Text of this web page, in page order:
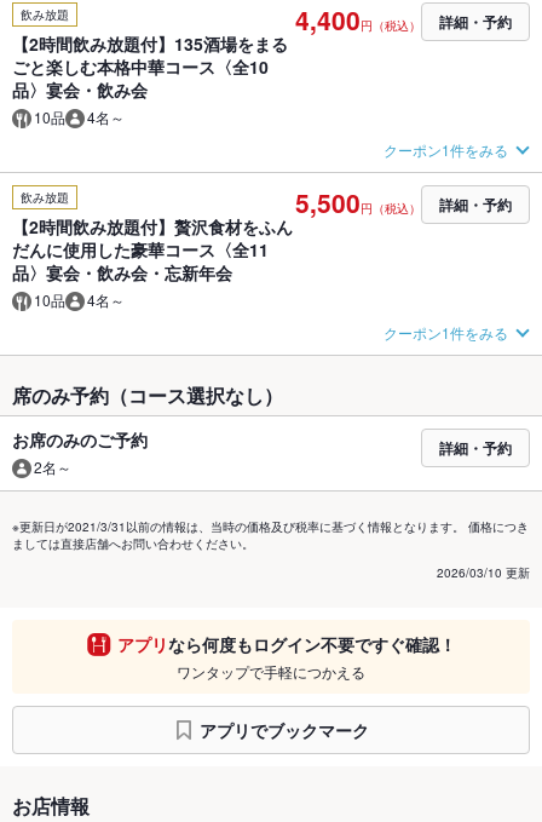
飲み放題
【2時間飲み放題付】135酒場をまる
ごと楽しむ本格中華コース〈全10
品〉宴会・飲み会
10品 4名～
4,400円（税込） 詳細・予約
クーポン1件をみる
飲み放題
【2時間飲み放題付】贅沢食材をふん
だんに使用した豪華コース〈全11
品〉宴会・飲み会・忘新年会
10品 4名～
5,500円（税込） 詳細・予約
クーポン1件をみる
席のみ予約（コース選択なし）
お席のみのご予約
2名～
詳細・予約
※更新日が2021/3/31以前の情報は、当時の価格及び税率に基づく情報となります。 価格につき
ましては直接店舗へお問い合わせください。
2026/03/10 更新
アプリなら何度もログイン不要ですぐ確認！
ワンタップで手軽につかえる
アプリでブックマーク
お店情報